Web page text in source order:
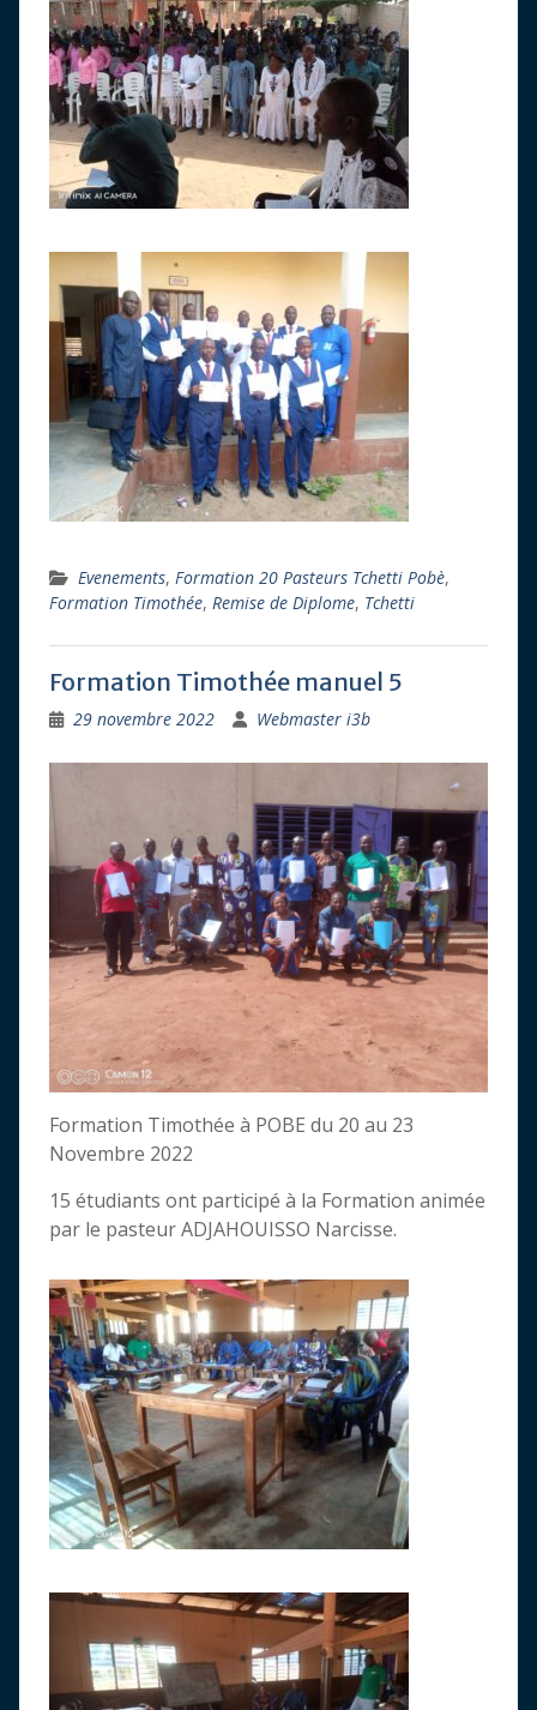
Evenements, Formation 20 Pasteurs Tchetti Pobè,
Formation Timothée, Remise de Diplome, Tchetti
Formation Timothée manuel 5
29 novembre 2022 Webmaster i3b
Formation Timothée à POBE du 20 au 23
Novembre 2022
15 étudiants ont participé à la Formation animée
par le pasteur ADJAHOUISSO Narcisse.